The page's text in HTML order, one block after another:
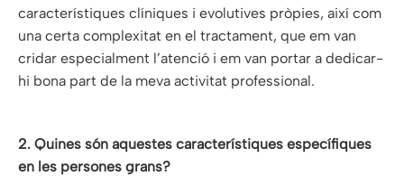
característiques clíniques i evolutives pròpies, així com
una certa complexitat en el tractament, que em van
cridar especialment l’atenció i em van portar a dedicar-
hi bona part de la meva activitat professional.
2. Quines són aquestes característiques específiques
en les persones grans?